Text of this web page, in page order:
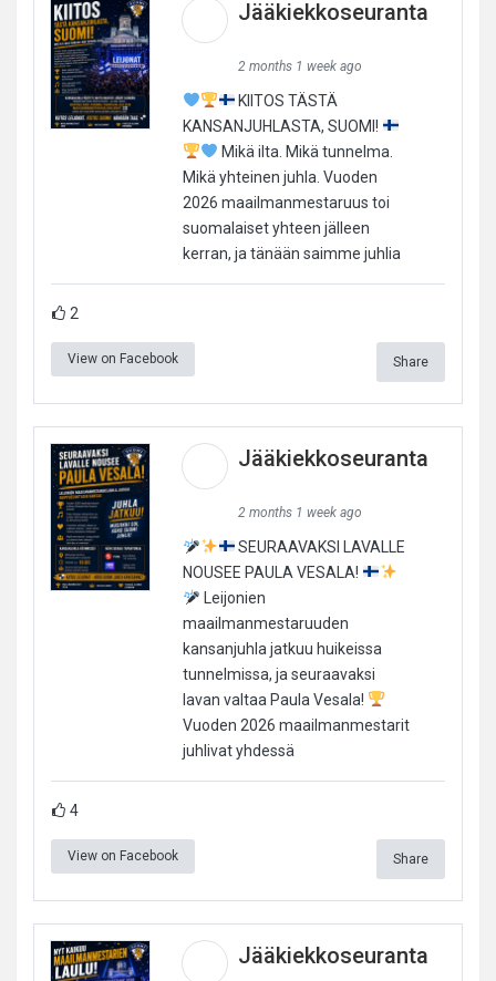
Jääkiekkoseuranta
2 months 1 week ago
KIITOS TÄSTÄ
KANSANJUHLASTA, SUOMI!
Mikä ilta. Mikä tunnelma.
Mikä yhteinen juhla. Vuoden
2026 maailmanmestaruus toi
suomalaiset yhteen jälleen
kerran, ja tänään saimme juhlia
2
View on Facebook Share
Jääkiekkoseuranta
2 months 1 week ago
SEURAAVAKSI LAVALLE
NOUSEE PAULA VESALA!
Leijonien
maailmanmestaruuden
kansanjuhla jatkuu huikeissa
tunnelmissa, ja seuraavaksi
lavan valtaa Paula Vesala!
Vuoden 2026 maailmanmestarit
juhlivat yhdessä
4
View on Facebook Share
Jääkiekkoseuranta